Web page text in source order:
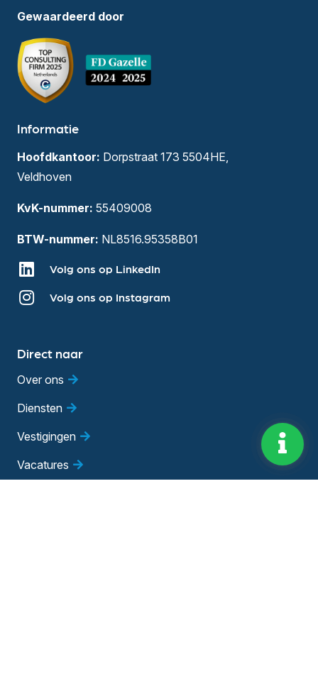
Gewaardeerd door
Informatie
Hoofdkantoor: Dorpstraat 173 5504HE,
Veldhoven
KvK-nummer: 55409008
BTW-nummer: NL8516.95358B01
Volg ons op LinkedIn
Volg ons op Instagram
Direct naar
Over ons
Diensten
Vestigingen
Vacatures